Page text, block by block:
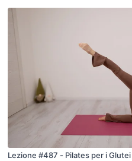
Lezione #487 - Pilates per i